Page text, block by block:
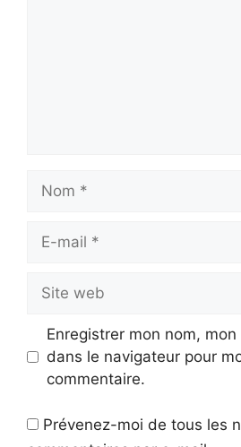
Nom
Site
web
Enregistrer mon nom,
dans le navigateur pour
commentaire.
Prévenez-moi de tous les